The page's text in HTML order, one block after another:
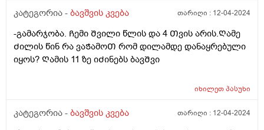
რეაქცია. ᲦმერᲗმა იცის რამდენი რამ.აᲭამა Ჩემს
კატეგორია - ბავშვის კვება თარიღი : 12-04-2024
-გამარჯობა. Ჩემი Შვილი წლის და 4 Თვის არის.Ღამე
Ძილის წინ რა ვაᲭამოᲗ რომ დილამდე დანაყრებული
იყოს? Ღამის 11 ზე იᲫინებს ბავᲨვი
იხილეთპასუხი
კატეგორია - ბავშვის კვება თარიღი : 12-04-2024